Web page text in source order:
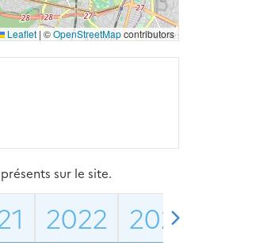
Leaflet | ©OpenStreetMapcontributors
sur le site.
2022 2023